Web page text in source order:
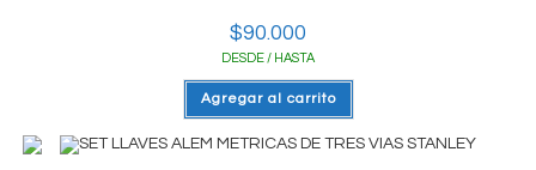
$90.000
DESDE / HASTA
Agregar al carrito